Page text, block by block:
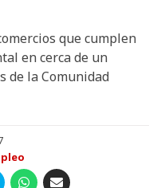
que cumplen
en cerca de un
de la Comunidad